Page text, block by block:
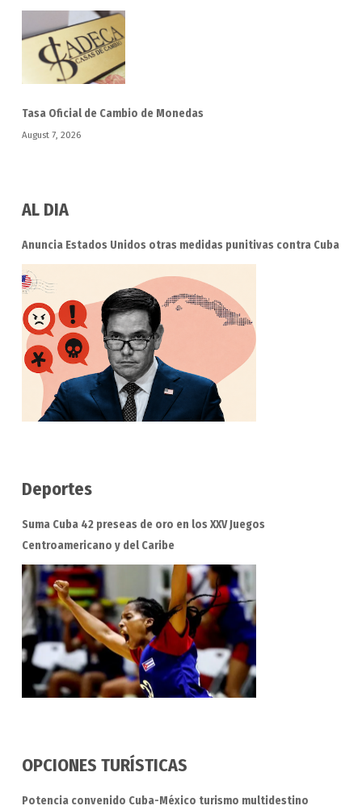
Tasa Oficial de Cambio de Monedas
August 7, 2026
AL DIA
Anuncia Estados Unidos otras medidas punitivas contra Cuba
Deportes
Suma Cuba 42 preseas de oro en los XXV Juegos
Centroamericano y del Caribe
OPCIONES TURÍSTICAS
Potencia convenido Cuba-México turismo multidestino